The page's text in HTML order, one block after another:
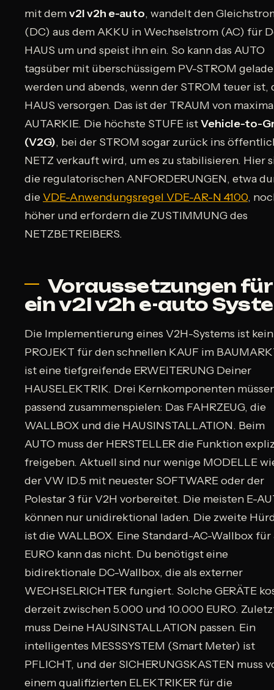
mit demv2l v2h e-auto, wandelt den
(DC) aus dem AKKU in Wechselstrom (AC) für
HAUS um und speist ihn ein. So kann das AUTO
tagsüber mit überschüssigem PV-STROM
werden und abends, wenn der STROM teuer ist,
HAUS versorgen. Das ist der TRAUM von
AUTARKIE. Die höchste STUFE istVehicle-to-
(V2G), bei der STROM sogar zurück ins
NETZ verkauft wird, um es zu stabilisieren. Hier
die regulatorischen ANFORDERUNGEN, etwa
dieVDE-Anwendungsregel VDE-AR-N 4100,
höher und erfordern die ZUSTIMMUNG des
NETZBETREIBERS.
Voraussetzungen für
ein v2l v2h e-auto
Die Implementierung eines V2H-Systems ist kein
PROJEKT für den schnellen KAUF im
ist eine tiefgreifende ERWEITERUNG Deiner
HAUSELEKTRIK. Drei Kernkomponenten
passend zusammenspielen: Das FAHRZEUG, die
WALLBOX und die HAUSINSTALLATION. Beim
AUTO muss der HERSTELLER die Funktion
freigeben. Aktuell sind nur wenige MODELLE
der VW ID.5 mit neuester SOFTWARE oder der
Polestar 3 für V2H vorbereitet. Die meisten E-
können nur unidirektional laden. Die zweite
ist die WALLBOX. Eine Standard-AC-Wallbox
EURO kann das nicht. Du benötigst eine
bidirektionale DC-Wallbox, die als externer
WECHSELRICHTER fungiert. Solche GERÄTE
derzeit zwischen 5.000 und 10.000 EURO.
muss Deine HAUSINSTALLATION passen. Ein
intelligentes MESSSYSTEM (Smart Meter) ist
PFLICHT, und der SICHERUNGSKASTEN muss
einem qualifizierten ELEKTRIKER für die